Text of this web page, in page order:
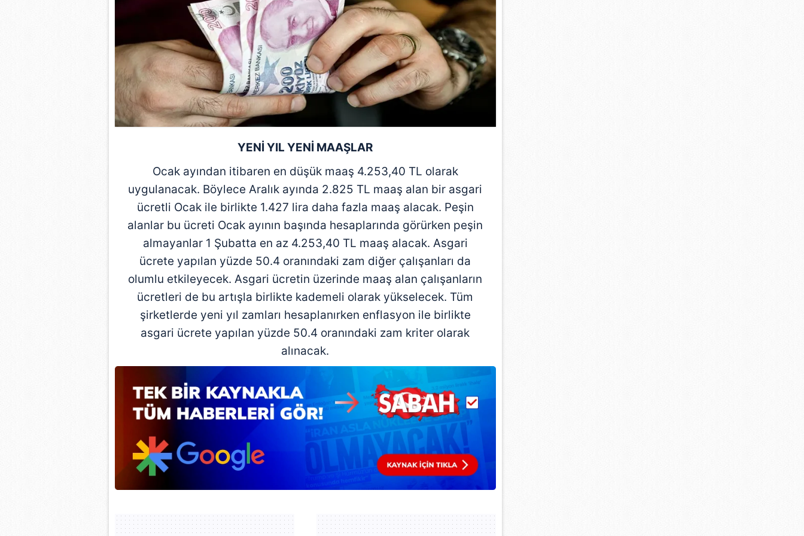
mevzuata uygun olarak kullanılan çerezlerle ilgili bilgi almak için lütfentıklayınız .
YENİ YIL YENİ MAAŞLAR
Ocak ayından itibaren en düşük maaş 4.253,40 TL olarak
uygulanacak. Böylece Aralık ayında 2.825 TL maaş alan bir asgari
ücretli Ocak ile birlikte 1.427 lira daha fazla maaş alacak. Peşin
alanlar bu ücreti Ocak ayının başında hesaplarında görürken peşin
almayanlar 1 Şubatta en az 4.253,40 TL maaş alacak. Asgari
ücrete yapılan yüzde 50.4 oranındaki zam diğer çalışanları da
olumlu etkileyecek. Asgari ücretin üzerinde maaş alan çalışanların
ücretleri de bu artışla birlikte kademeli olarak yükselecek. Tüm
şirketlerde yeni yıl zamları hesaplanırken enflasyon ile birlikte
asgari ücrete yapılan yüzde 50.4 oranındaki zam kriter olarak
alınacak.